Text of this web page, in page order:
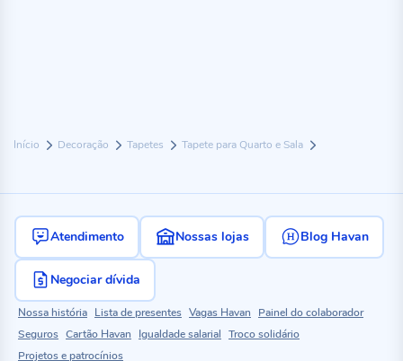
Início Decoração Tapetes Tapete para Quarto e Sala
Atendimento Nossas lojas Blog Havan
Negociar dívida
Nossa história Lista de presentes Vagas Havan
Painel do colaborador
Seguros Cartão Havan Igualdade salarial Troco solidário
Projetos e patrocínios